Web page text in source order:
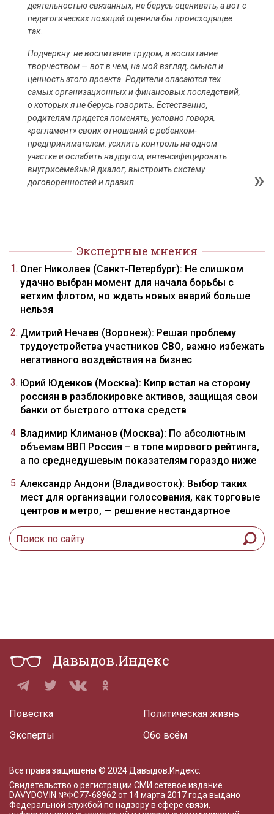
деятельностью связанных, не берусь оценивать, а вот с
педагогических позиций оценила бы происходящее
так.
Подчеркну: не воспитание трудом, а воспитание
творчеством — вот в чем, на мой взгляд, смысл и
ценность этого проекта. Родители опасаются тех
самых организационных и финансовых последствий,
о которых я не берусь говорить. Естественно,
родителям придется поменять, условно говоря,
«регламент» своих отношений с ребенком-
предпринимателем: усилить контроль на одном
участке и ослабить на другом, интенсифицировать
внутрисемейный диалог, выстроить систему
договоренностей и правил.
Экспертные мнения
Олег Николаев (Санкт-Петербург): Не слишком
удачно выбран момент для начала борьбы с
ветхим флотом, но ждать новых аварий больше
нельзя
Дмитрий Нечаев (Воронеж): Решая проблему
трудоустройства участников СВО, важно избежать
негативного воздействия на бизнес
Юрий Юденков (Москва): Кипр встал на сторону
россиян в разблокировке активов, защищая свои
банки от быстрого оттока средств
Владимир Климанов (Москва): По абсолютным
объемам ВВП Россия – в топе мирового рейтинга,
а по среднедушевым показателям гораздо ниже
Александр Андони (Владивосток): Выбор таких
мест для организации голосования, как торговые
центров и метро, — решение нестандартное
Давыдов.Индекс
Повестка
Эксперты
Политическая жизнь
Обо всём
Все права защищены © 2024 Давыдов.Индекс.
Свидетельство о регистрации СМИ сетевое издание
DAVYDOV.IN №ФС77-68962 от 14 марта 2017 года выдано
Федеральной службой по надзору в сфере связи,